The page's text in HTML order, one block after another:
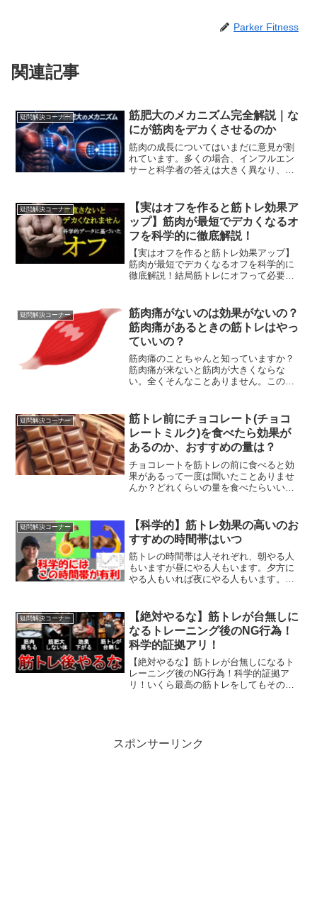
Parker Fitness
関連記事
疑問解決コーナー
筋肥大のメカニズム完全解説｜な
にが筋肉をデカくさせるのか
筋肉の成長についてはいまだに意見が割
れています。多くの場合、インフルエン
サーと科学者の答えは大きく異なり、
体的によく知らない人もいると思いま
す。ただ、筋肥大のメカニズム...
疑問解決コーナー
【実はオフを作ると筋トレ効果ア
ップ】筋肉が最短でデカくなるオ
フを科学的に徹底解説！
【実はオフを作ると筋トレ効果アップ】
筋肉が最短でデカくなるオフを科学的に
徹底解説！結局筋トレにオフって必要な
休むことも筋肉の成長にとって重要と聞
いたことがある人も少なく...
疑問解決コーナー
筋肉痛がないのは効果がないの？
筋肉痛があるときの筋トレはやっ
ていいの？
筋肉痛のことちゃんと知っていますか？
筋肉痛が来ないと筋肉が大きくならな
い。全くそんなことありません。この記
知らない人は必見！！
疑問解決コーナー
筋トレ前にチョコレート(チョコ
レートミルク)を食べたら効果が
あるのか、おすすめの量は？
チョコレートを筋トレの前に食べると効
果があるって一度は聞いたことありませ
んか？どれくらいの量を食べたらいいん
前のチョコレートの効果とチョコレート
よりもおすすめな食べ物を紹介します。
疑問解決コーナー
【科学的】筋トレ効果の高いのお
すすめの時間帯はいつ
筋トレの時間帯は人それぞれ、朝やる人
もいますが昼にやる人もいます。夕方に
やる人もいれば夜にやる人もいます。科
も研究によってはかなりデカいです。今
回は筋トレするためのベストな時間帯に
ついて紹介します。
疑問解決コーナー
【絶対やるな】筋トレが台無しに
なるトレーニング後のNG行為！
科学的証拠アリ！
【絶対やるな】筋トレが台無しになるト
レーニング後のNG行為！科学的証拠ア
リ！いくら最高の筋トレをしてもそのあ
スポンサーリンク